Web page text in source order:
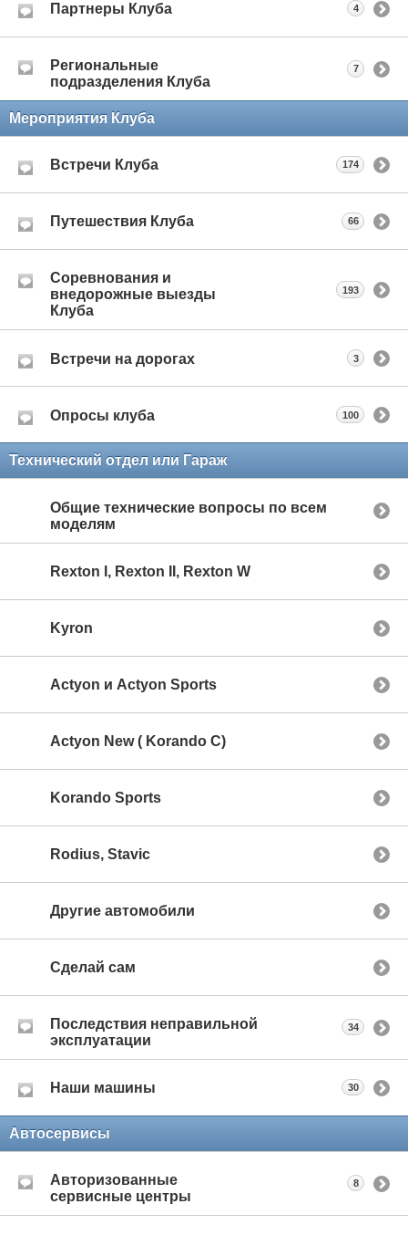
Партнеры Клуба 4
Региональные
подразделения Клуба
7
Мероприятия Клуба
Встречи Клуба 174
Путешествия Клуба 66
Соревнования и
внедорожные выезды
Клуба
193
Встречи на дорогах 3
Опросы клуба 100
Технический отдел или Гараж
Общие технические вопросы по всем
моделям
Rexton I, Rexton II, Rexton W
Kyron
Actyon и Actyon Sports
Actyon New ( Korando C)
Korando Sports
Rodius, Stavic
Другие автомобили
Сделай сам
Последствия неправильной
эксплуатации
34
Наши машины 30
Автосервисы
Авторизованные
сервисные центры
8